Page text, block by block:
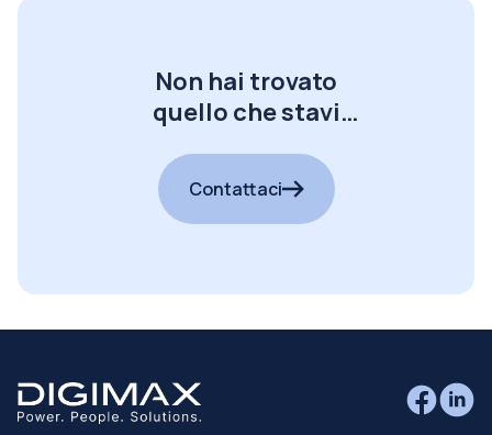
Non hai trovato
quello che stavi
Contattaci